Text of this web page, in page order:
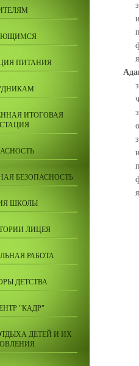
ПИТАНИЯ
ИТОГОВАЯ
БЕЗОПАСНОСТЬ
ШКОЛЫ
ЛИЦЕЯ
РАБОТА
ДЕТСТВА
"КАДР"
ДЕТЕЙ И ИХ